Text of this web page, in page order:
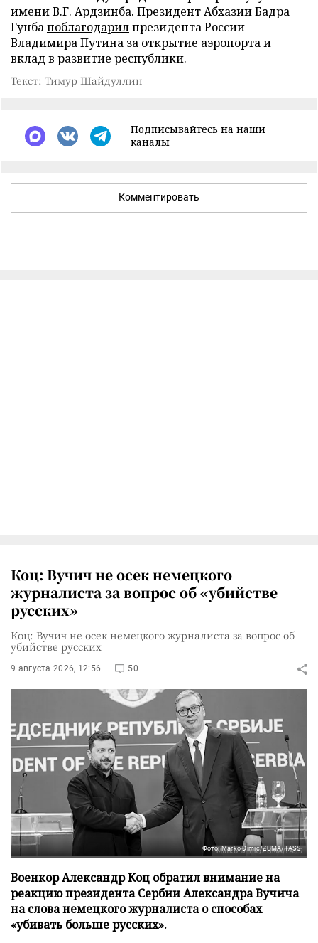
имени В.Г. Ардзинба. Президент Абхазии Бадра
Гунбапоблагодарилпрезидента России
Владимира Путина за открытие аэропорта и
вклад в развитие республики.
Текст: Тимур Шайдуллин
Подписывайтесь на наши
каналы
Комментировать
Коц: Вучич не осек немецкого
журналиста за вопрос об «убийстве
русских»
Коц: Вучич не осек немецкого журналиста за вопрос об
убийстве русских
9 августа 2026, 12:56 50
Фото: Marko Dimic/ZUMA/TASS
Военкор Александр Коц обратил внимание на
реакцию президента Сербии Александра Вучича
на слова немецкого журналиста о способах
«убивать больше русских».